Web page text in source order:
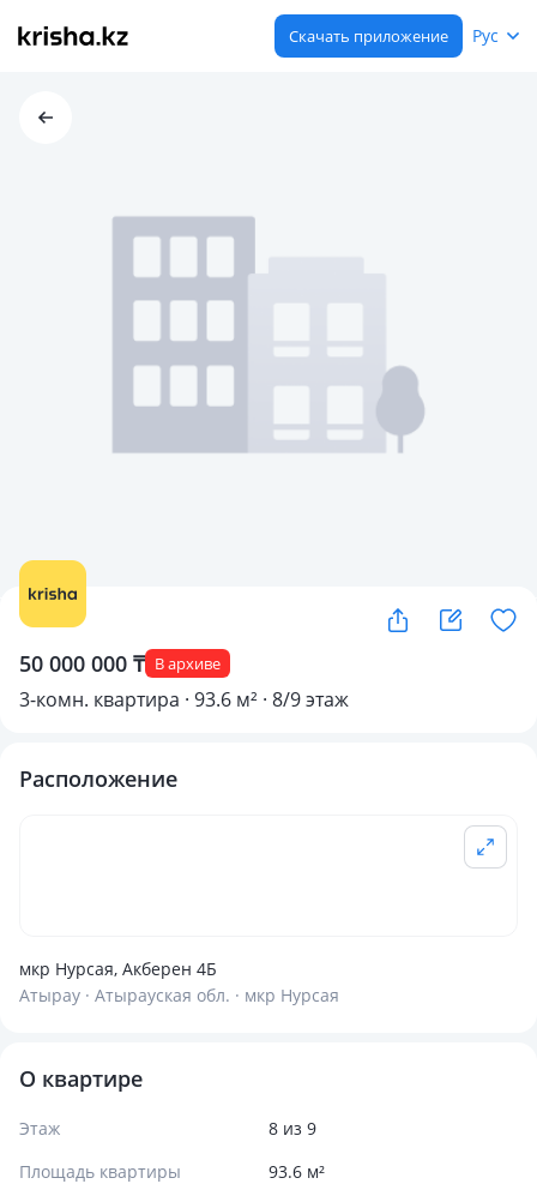
Скачать приложение Рус
50 000 000 ₸ В архиве
3-комн. квартира · 93.6 м² · 8/9 этаж
Расположение
мкр Нурсая, Акберен 4Б
Атырау · Атырауская обл. · мкр Нурсая
О квартире
Этаж
8 из 9
Площадь квартиры
93.6 м²